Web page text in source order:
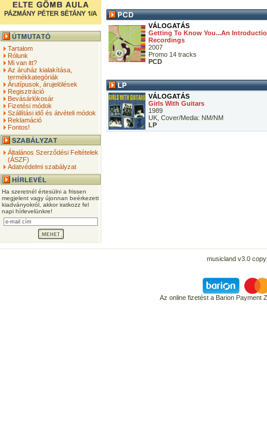
Tartalom
Rólunk
Mi van itt?
Az áruház kialakítása,
termékkategóriák
Árutípusok, árujelölések
Regisztráció
Bevásárlókosár
Fizetési módok
Szállítási idő és átvételi módok
Reklamáció
Fontos!
Általános Szerződési Feltételek
(ÁSZF)
Adatvédelmi szabályzat
Ha szeretnél értesülni a frissen
megjelent vagy újonnan beérkezett
kiadványokról, akkor iratkozz fel
napi hírlevelünkre!
VÁLOGATÁS
Getting To Know You...An
Recordings
2007
Promo 14 tracks
PCD
VÁLOGATÁS
Girls With Guitars
1989
UK, Cover/Media: NM/NM
LP
musicland v3.0
Az online fizetést a Barion Payment